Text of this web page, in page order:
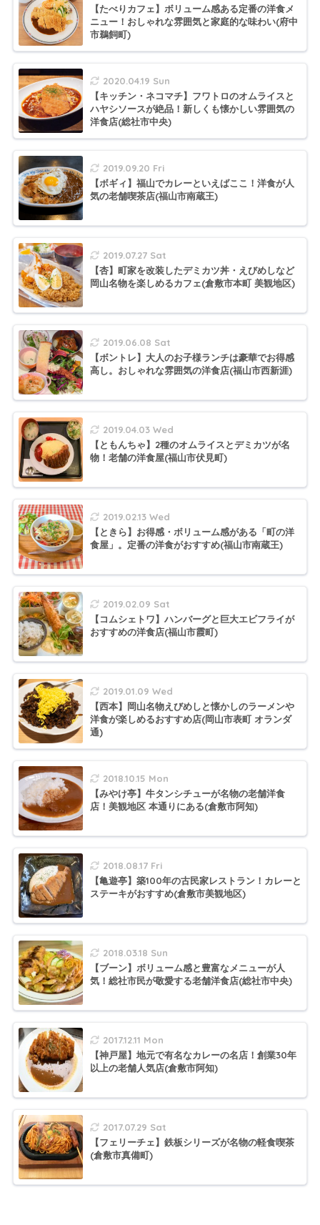
【たべりカフェ】ボリューム感ある定番の洋食メ
ニュー！おしゃれな雰囲気と家庭的な味わい(府中
市鵜飼町)
2020.04.19 Sun
【キッチン・ネコマチ】フワトロのオムライスと
ハヤシソースが絶品！新しくも懐かしい雰囲気の
洋食店(総社市中央)
2019.09.20 Fri
【ボギィ】福山でカレーといえばここ！洋食が人
気の老舗喫茶店(福山市南蔵王)
2019.07.27 Sat
【杏】町家を改装したデミカツ丼・えびめしなど
岡山名物を楽しめるカフェ(倉敷市本町 美観地区)
2019.06.08 Sat
【ボントレ】大人のお子様ランチは豪華でお得感
高し。おしゃれな雰囲気の洋食店(福山市西新涯)
2019.04.03 Wed
【ともんちゃ】2種のオムライスとデミカツが名
物！老舗の洋食屋(福山市伏見町)
2019.02.13 Wed
【ときら】お得感・ボリューム感がある「町の洋
食屋」。定番の洋食がおすすめ(福山市南蔵王)
2019.02.09 Sat
【コムシェトワ】ハンバーグと巨大エビフライが
おすすめの洋食店(福山市霞町)
2019.01.09 Wed
【西本】岡山名物えびめしと懐かしのラーメンや
洋食が楽しめるおすすめ店(岡山市表町 オランダ
通)
2018.10.15 Mon
【みやけ亭】牛タンシチューが名物の老舗洋食
店！美観地区 本通りにある(倉敷市阿知)
2018.08.17 Fri
【亀遊亭】築100年の古民家レストラン！カレーと
ステーキがおすすめ(倉敷市美観地区)
2018.03.18 Sun
【ブーン】ボリューム感と豊富なメニューが人
気！総社市民が敬愛する老舗洋食店(総社市中央)
2017.12.11 Mon
【神戸屋】地元で有名なカレーの名店！創業30年
以上の老舗人気店(倉敷市阿知)
2017.07.29 Sat
【フェリーチェ】鉄板シリーズが名物の軽食喫茶
(倉敷市真備町)